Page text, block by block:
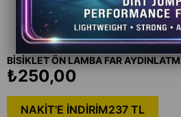
BİSİKLET ÖN LAMBA FAR
₺250,00
NAKİT'E İNDİRİM237 TL